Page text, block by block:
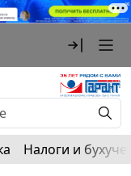
Налоги и